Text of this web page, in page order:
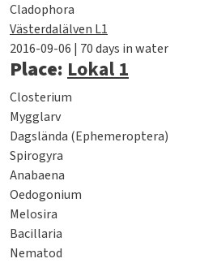
Cladophora
Västerdalälven L1
2016-09-06 | 70 days in water
Place:Lokal 1
Closterium
Mygglarv
Dagslända (Ephemeroptera)
Spirogyra
Anabaena
Oedogonium
Melosira
Bacillaria
Nematod